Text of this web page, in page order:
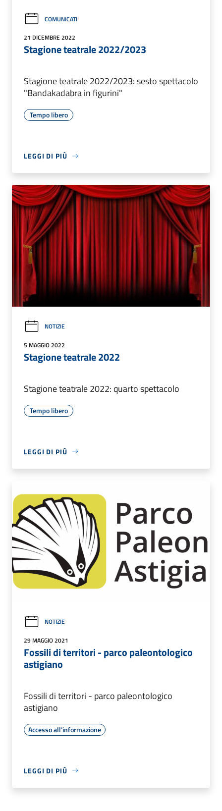
COMUNICATI
21 DICEMBRE 2022
Stagione teatrale 2022/2023
Stagione teatrale 2022/2023: sesto spettacolo
"Bandakadabra in figurini"
Tempo libero
LEGGI DI PIÙ
NOTIZIE
5 MAGGIO 2022
Stagione teatrale 2022
Stagione teatrale 2022: quarto spettacolo
Tempo libero
LEGGI DI PIÙ
NOTIZIE
29 MAGGIO 2021
Fossili di territori - parco paleontologico
astigiano
Fossili di territori - parco paleontologico
astigiano
Accesso all'informazione
LEGGI DI PIÙ